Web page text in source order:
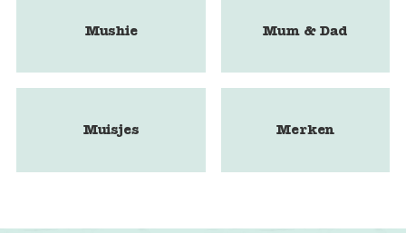
Mushie Mum & Dad
Muisjes Merken